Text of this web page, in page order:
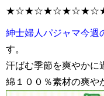
紳士婦人パジャマ今週
す。
汗ばむ季節を爽やかに
綿１００％素材の爽や